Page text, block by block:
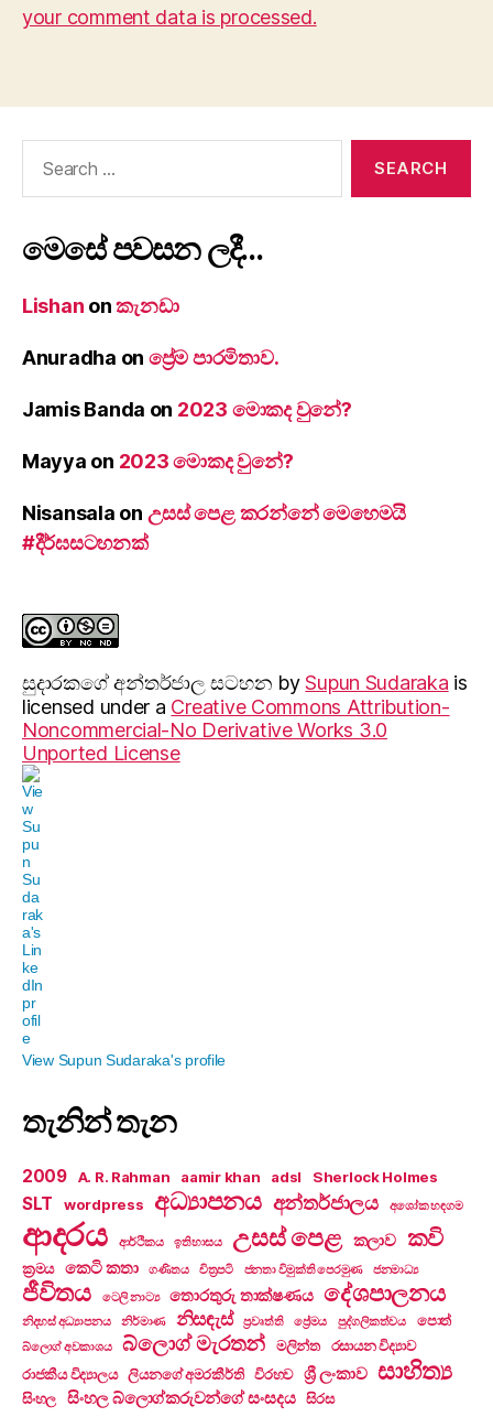
your comment data is processed.
මෙසේ පවසන ලදී…
Lishan onකැනඩා
Anuradha on ප්‍රේම පාරමිතාව.
Jamis Banda on 2023 මොකද වුනේ?
Mayya on 2023 මොකද වුනේ?
Nisansala on උසස් පෙළ කරන්නේ මෙහෙමයි
#දීර්ඝසටහනක්
සුදාරක‍ගේ අන්තර්ජාල සටහන bySupun Sudaraka is
licensed under a Creative Commons Attribution-
Noncommercial-No Derivative Works 3.0
Unported License
View Supun Sudaraka's profile
තැනින් තැන
2009 A. R. Rahman aamir khan adsl Sherlock Holmes
SLT wordpress අධ්‍යාපනය අන්තර්ජාලය අශෝක හඳගම
ආදරය ආර්ථිකය ඉතිහාසය උසස් පෙළ කලාව කවි
ක්‍රමය කෙටි කතා ගණිතය චිත්‍රපටි ජනතා විමුක්ති පෙරමුණ ජනමාධ්‍ය
ජීවිතය ටෙලි නාට්‍ය තොරතුරු තාක්ෂණය දේශපාලනය
නිදහස් අධ්‍යාපනය නිර්මාණ නිසඳැස් ප්‍රවෘත්ති ප්‍රේමය පුද්ගලිකත්වය පොත්
බ්ලොග් අවකාශය බ්ලොග් මැරතන් මලින්ත
රසායන විද්‍යාව
රාජකීය විද්‍යාලය
ලියනගේ අමරකීර්ති විරහව ශ්‍රී ලංකාව සාහිත්‍ය
සිංහල සිංහල බ්ලොග්කරුවන්ගේ සංසදය සිරස